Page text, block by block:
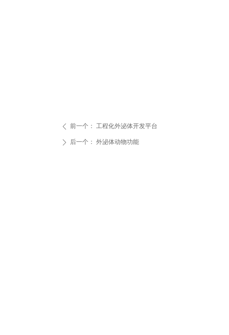
ꄴ 前一个： 工程化外泌体开发平台
ꄲ 后一个： 外泌体动物功能